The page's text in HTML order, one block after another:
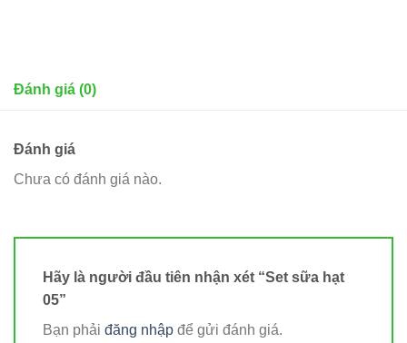
Đánh giá (0)
Đánh giá
Chưa có đánh giá nào.
Hãy là người đầu tiên nhận xét “Set sữa hạt
05”
Bạn phải đăng nhập để gửi đánh giá.